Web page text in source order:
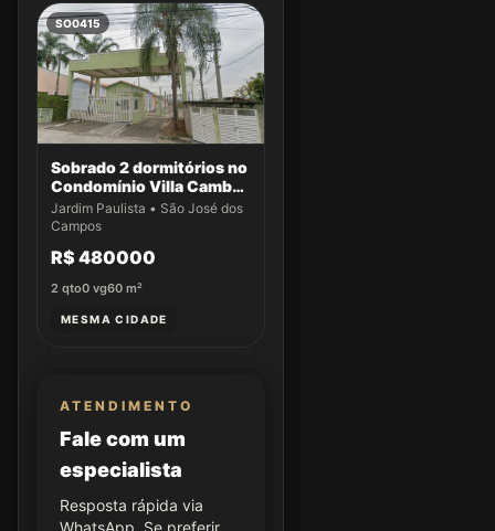
SO0415
Sobrado 2 dormitórios no
Condomínio Villa Cambuí
- Casa 009
Jardim Paulista • São José dos
Campos
R$ 480000
2 qto0 vg60 m²
MESMA CIDADE
ATENDIMENTO
Fale com um
especialista
Resposta rápida via
WhatsApp. Se preferir,